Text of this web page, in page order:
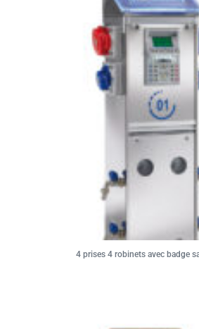
4 prises 4 robinets avec badge